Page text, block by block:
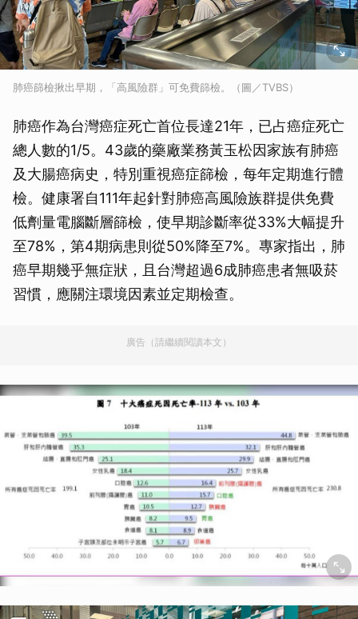
肺癌篩檢揪出早期，「高風險群」可免費篩檢。（圖／TVBS）
肺癌作為台灣癌症死亡首位長達21年，已占癌症死亡
總人數的1/5。43歲的藥廠業務黃玉松因家族有肺癌
及大腸癌病史，特別重視癌症篩檢，每年定期進行體
檢。健康署自111年起針對肺癌高風險族群提供免費
低劑量電腦斷層篩檢，使早期診斷率從33%大幅提升
至78%，第4期病患則從50%降至7%。專家指出，肺
癌早期幾乎無症狀，且台灣超過6成肺癌患者無吸菸
習慣，應關注環境因素並定期檢查。
廣告（請繼續閱讀本文）